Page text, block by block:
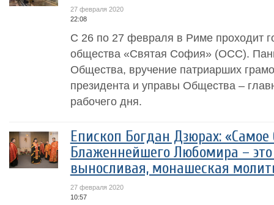
27 февраля 2020
22:08
С 26 по 27 февраля в Риме проходит
общества «Святая София» (ОСС).
Общества, вручение патриарших
президента и управы Общества –
рабочего дня.
Епископ Богдан Дзюрах:
Блаженнейшего Любомира –
выносливая, монашеская
27 февраля 2020
10:57